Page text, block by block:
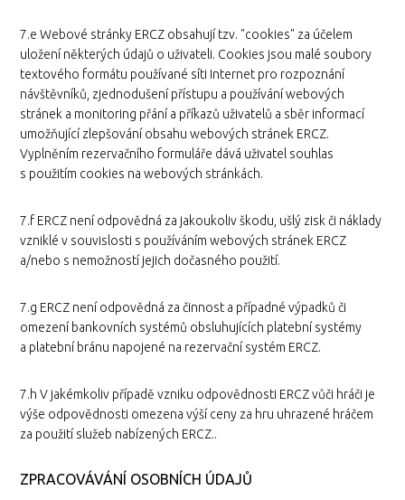
7.e Webové stránky ERCZ obsahují tzv. "cookies" za účelem
uložení některých údajů o uživateli. Cookies jsou malé soubory
textového formátu používané síti Internet pro rozpoznání
návštěvníků, zjednodušení přístupu a používání webových
stránek a monitoring přání a příkazů uživatelů a sběr informací
umožňující zlepšování obsahu webových stránek ERCZ.
Vyplněním rezervačního formuláře dává uživatel souhlas
s použitím cookies na webových stránkách.
7.f ERCZ není odpovědná za jakoukoliv škodu, ušlý zisk či náklady
vzniklé v souvislosti s používáním webových stránek ERCZ
a/nebo s nemožností jejich dočasného použití.
7.g ERCZ není odpovědná za činnost a případné výpadků či
omezení bankovních systémů obsluhujících platební systémy
a platební bránu napojené na rezervační systém ERCZ.
7.h V jakémkoliv případě vzniku odpovědnosti ERCZ vůči hráči je
výše odpovědnosti omezena výší ceny za hru uhrazené hráčem
za použití služeb nabízených ERCZ..
ZPRACOVÁVÁNÍ OSOBNÍCH ÚDAJŮ